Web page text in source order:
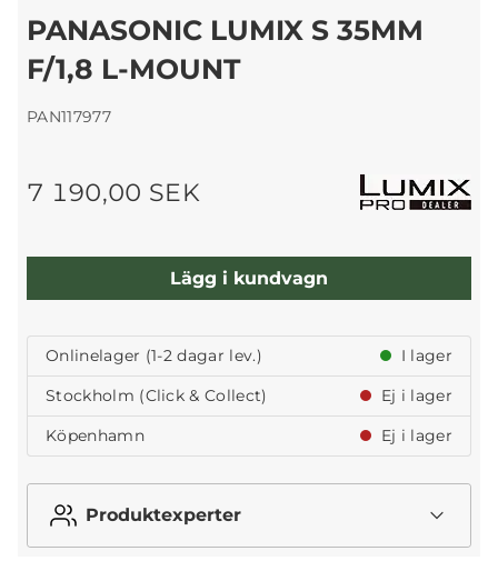
PANASONIC LUMIX S 35MM
F/1,8 L-MOUNT
PAN117977
7 190,00 SEK
Lägg i kundvagn
Onlinelager (1-2 dagar lev.)
I lager
Stockholm (Click & Collect)
Ej i lager
Köpenhamn
Ej i lager
Produktexperter